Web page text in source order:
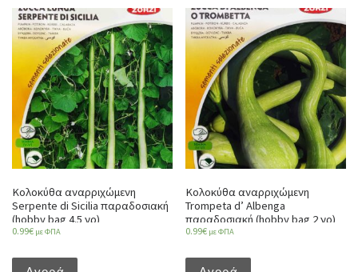
Κολοκύθα αναρριχώμενη
Serpente di Sicilia παραδοσιακή
(hobby bag 4.5 γρ)
0.99€ με ΦΠΑ
Κολοκύθα αναρριχώμενη
Trompeta d’ Albenga
παραδοσιακή (hobby bag 2 γρ)
0.99€ με ΦΠΑ